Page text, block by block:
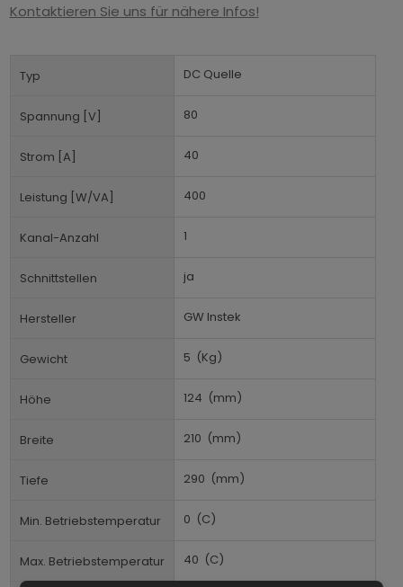
Kontaktieren Sie uns für nähere Infos!
Typ DC Quelle
Spannung [V] 80
Strom [A] 40
Leistung [W/VA] 400
Kanal-Anzahl 1
Schnittstellen ja
Hersteller GW Instek
Gewicht 5 (Kg)
Höhe 124 (mm)
Breite 210 (mm)
Tiefe 290 (mm)
Min. Betriebstemperatur 0 (C)
Max. Betriebstemperatur 40 (C)